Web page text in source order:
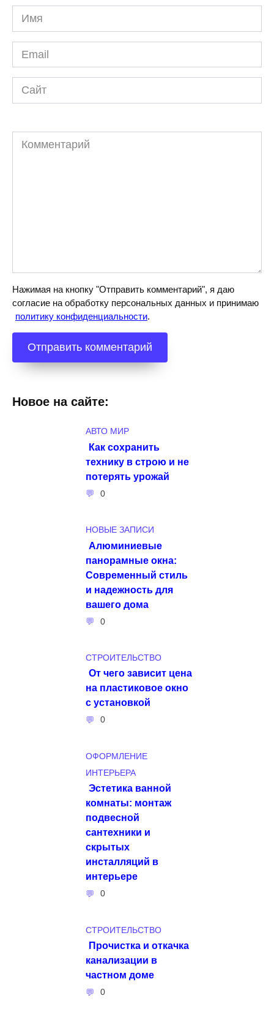
Имя
*
Email
*
Сайт
Комментарий
Нажимая на кнопку "Отправить комментарий", я даю
согласие на обработку персональных данных и принимаю
политику конфиденциальности.
Новое на сайте:
АВТО МИР
Как сохранить
технику в строю и не
потерять урожай
0
НОВЫЕ ЗАПИСИ
Алюминиевые
панорамные окна:
Современный стиль
и надежность для
вашего дома
0
СТРОИТЕЛЬСТВО
От чего зависит цена
на пластиковое окно
с установкой
0
ОФОРМЛЕНИЕ
ИНТЕРЬЕРА
Эстетика ванной
комнаты: монтаж
подвесной
сантехники и
скрытых
инсталляций в
интерьере
0
СТРОИТЕЛЬСТВО
Прочистка и откачка
канализации в
частном доме
0